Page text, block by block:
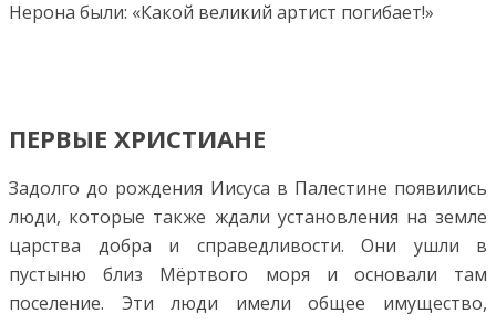
Нерона были: «Какой великий артист погибает!»
ПЕРВЫЕ ХРИСТИАНЕ
Задолго до рождения Иисуса в Палестине появились
люди, которые также ждали установления на земле
царства добра и справедливости. Они ушли в
пустыню близ Мёртвого моря и основали там
поселение. Эти люди имели общее имущество,